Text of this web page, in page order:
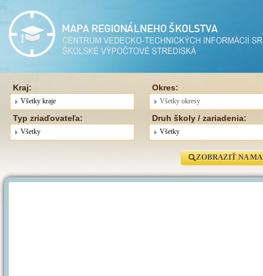
Kraj:
Všetky kraje
Okres:
Všetky okresy
Typ zriaďovateľa:
Všetky
Druh školy / zariadenia:
Všetky
ZOBRAZIŤ NA